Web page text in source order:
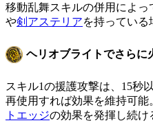
移動乱舞スキルの併用によっ
や剣アステリアを持っている
ヘリオブライトでさらに
スキル1の援護攻撃は、15秒
再使用すれば効果を維持可能
トエッジの効果を発揮し続け